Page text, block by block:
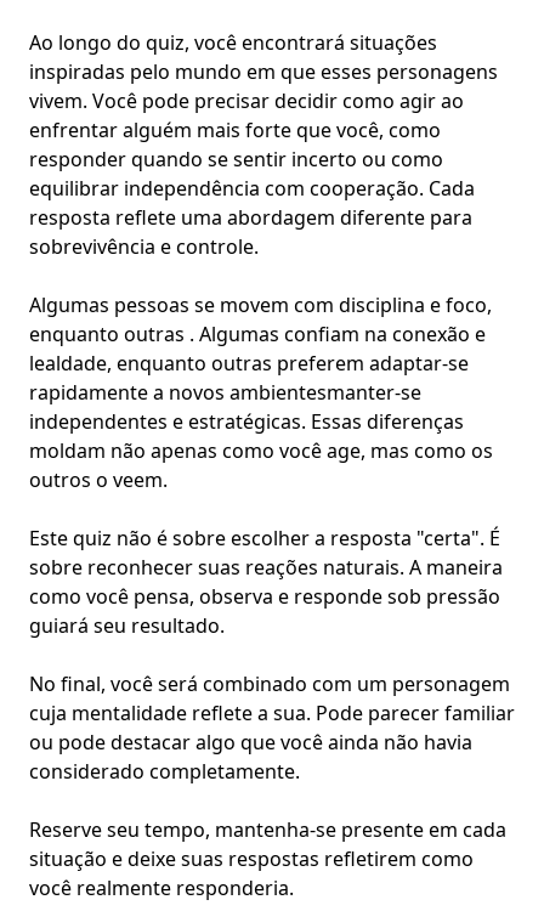
Ao longo do quiz, você encontrará situações
inspiradas pelo mundo em que esses personagens
vivem. Você pode precisar decidir como agir ao
enfrentar alguém mais forte que você, como
responder quando se sentir incerto ou como
equilibrar independência com cooperação. Cada
resposta reflete uma abordagem diferente para
sobrevivência e controle.
Algumas pessoas se movem com disciplina e foco,
enquanto outras . Algumas confiam na conexão e
lealdade, enquanto outras preferem adaptar-se
rapidamente a novos ambientesmanter-se
independentes e estratégicas. Essas diferenças
moldam não apenas como você age, mas como os
outros o veem.
Este quiz não é sobre escolher a resposta "certa". É
sobre reconhecer suas reações naturais. A maneira
como você pensa, observa e responde sob pressão
guiará seu resultado.
No final, você será combinado com um personagem
cuja mentalidade reflete a sua. Pode parecer familiar
ou pode destacar algo que você ainda não havia
considerado completamente.
Reserve seu tempo, mantenha-se presente em cada
situação e deixe suas respostas refletirem como
você realmente responderia.